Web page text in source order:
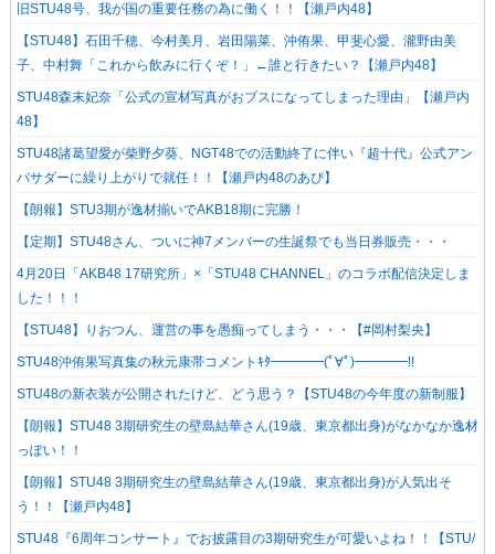
旧STU48号、我が国の重要任務の為に働く！！【瀬戸内48】
【STU48】石田千穂、今村美月、岩田陽菜、沖侑果、甲斐心愛、瀧野由美
子、中村舞「これから飲みに行くぞ！」←誰と行きたい？【瀬戸内48】
STU48森末妃奈「公式の宣材写真がおブスになってしまった理由」【瀬戸内
48】
STU48諸葛望愛が柴野夕葵、NGT48での活動終了に伴い『超十代』公式アン
バサダーに繰り上がりで就任！！【瀬戸内48のあぴ】
【朗報】STU3期が逸材揃いでAKB18期に完勝！
【定期】STU48さん、ついに神7メンバーの生誕祭でも当日券販売・・・
4月20日「AKB48 17研究所」×「STU48 CHANNEL」のコラボ配信決定しま
した！！！
【STU48】りおつん、運営の事を愚痴ってしまう・・・【#岡村梨央】
STU48沖侑果写真集の秋元康帯コメントｷﾀ━━━━(ﾟ∀ﾟ)━━━━!!
STU48の新衣装が公開されたけど、どう思う？【STU48の今年度の新制服】
【朗報】STU48 3期研究生の壁島結華さん(19歳、東京都出身)がなかなか逸材
っぽい！！
【朗報】STU48 3期研究生の壁島結華さん(19歳、東京都出身)が人気出そ
う！！【瀬戸内48】
STU48『6周年コンサート』でお披露目の3期研究生が可愛いよね！！【STU/